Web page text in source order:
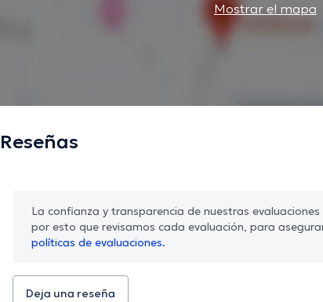
Mostrar el mapa
Reseñas
La confianza y transparencia de nuestras
por esto que revisamos cada evaluación, para
políticas de evaluaciones.
Deja una reseña